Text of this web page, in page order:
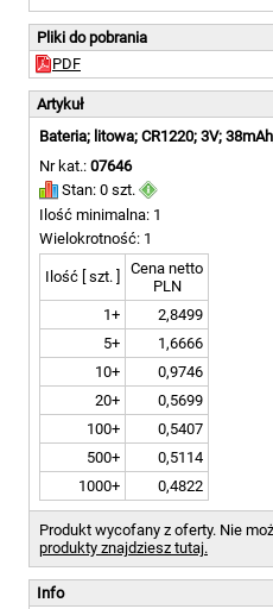
Pliki do pobrania
PDF
Artykuł
Bateria; litowa; CR1220; 3V;
Nr kat.: 07646
Stan: 0 szt.
Ilość minimalna: 1
Wielokrotność: 1
Ilość [ szt. ]
Cena netto
PLN
1+
2,8499
5+
1,6666
10+
0,9746
20+
0,5699
100+
0,5407
500+
0,5114
1000+
0,4822
Produkt wycofany z oferty. Nie
produkty znajdziesz tutaj.
Info